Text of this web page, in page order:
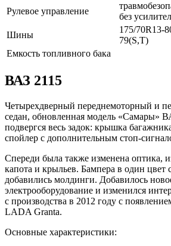
Рулевое управление
без
Шины
175/70R13-
79(S,T)
Емкость топливного бака
ВАЗ 2115
Четырехдверный переднемоторный и
седан, обновленная модель «Самары»
подвергся весь задок: крышка
спойлер с дополнительным стоп-
Спереди была также изменена оптика,
капота и крыльев. Бампера в один цвет
добавились молдинги. Добавилось
электрооборудование и изменился
с производства в 2012 году с
LADA Granta.
Основные характеристики: